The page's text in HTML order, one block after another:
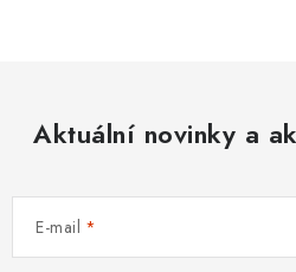
Aktuální novinky a
E-mail